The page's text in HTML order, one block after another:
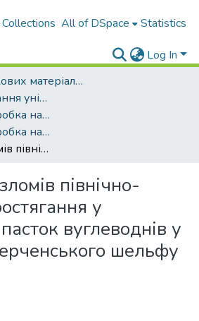
All of DSpace Statistics
Log In
Архів наукових матеріалів
Періодичні видання університету
Розвідка та розробка нафтових і газових родовищ
Розвідка та розробка нафтових і газових родовищ - 2013 - №1
Про роль розломів північно-західного простягання у формуванні пасток вуглеводнів у межах Прикерченського шельфу
північно-
у
вуглеводнів у
шельфу